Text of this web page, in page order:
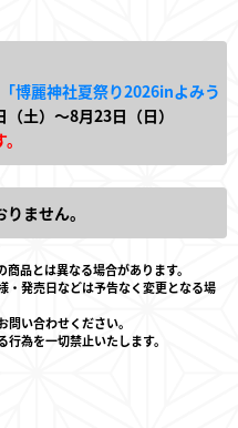
博麗神社夏祭り2026inよみう
土）～8月23日（日）
ません。
品とは異なる場合があります。
・発売日などは予告なく変更となる場
い合わせください。
為を一切禁止いたします。